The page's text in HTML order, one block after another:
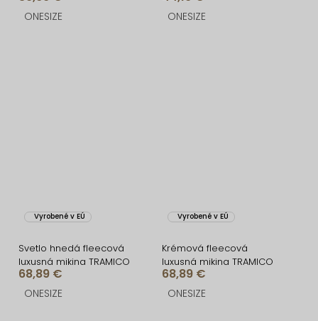
ONESIZE ONESIZE
Vyrobené v EÚ
Svetlo hnedá fleecová
luxusná mikina TRAMICO
68,89 €
ONESIZE
Vyrobené v EÚ
Krémová fleecová
luxusná mikina TRAMICO
68,89 €
ONESIZE